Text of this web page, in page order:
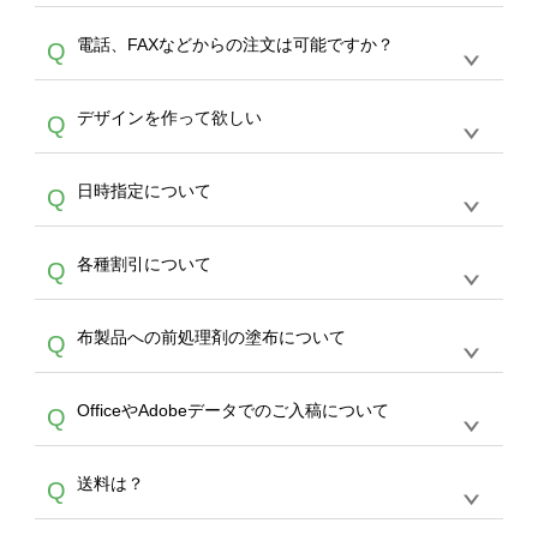
デザインの作成から決済まで完了できます。
30枚以上やシルク印刷など、大口注文の場合
は、サポートが担当するエコバッグコンシェル
やタンブラーコンシェルをご利用ください。製
作する数量が多ければ多いほど、オンデマンド
サービスよりも低価格で製作することが可能で
す。
A
ドできるデータ形式は、JPG / PNG / AI / PSD /
PDF 形式になります。データの最大サイズ
写真などもアップロード可能です。使用できな
い画像はエラーになります。（※ Illustratorか
らの直接入稿には対応していません。AIで保存
し、デザインツールからアップロードして下さ
い）
Q 電話、FAXなどからの注文は可能ですか？
A
文のみ受け付けております。30個以上のご製
作をお考えの方は、サポートが担当するエコバ
スをご利用頂ければ、電話やFAX、メールなど
でご注文が可能です。
Q デザインを作って欲しい
A
を作って欲しい。などの場合は、製作数量が
30個以上であれば、サポート担当が、デザイ
バッグコンシェル
サー
ビスをご利用ください。(※ 30個以下の場合
は、デザインツールをご利用ください)
Q 日時指定について
A
ん。発送後18時以降に配送業者・伝票番号を
メールでお知らせいたしますので、直接配送業
者にご連絡いただき調整をお願い致します。
Q 各種割引について
A
カート内で自動的に割引(最大50%)が適用され
ます。 【付与ポイント】購入金額の1％が1ポ
イントとして付与され、次回ご注文時に1ポイ
ント＝1円としてお使いいただけます。ポイン
トは発送完了の翌日に付与され、次回ご注文時
からご利用頂けます。ポイントの有効期限は一
年間です。【会員ランク】過去10カ月のご注
文回数により会員ランク割引(最大5%)が適用
Q 布製品への前処理剤の塗布について
A
意点（前処理剤）】カラー生地（Tシャツのホ
ワイト、トートバッグのナチュラル、ホワイト
といって、プリントを定着させるための処理剤
を塗布しており、短納期・低価格で商品をお届
Q OfficeやAdobeデータでのご入稿について
A
ません。いずれのデータも該当デザインのみ画
像(JPEG,PNG,GIF,PDF)に変換、またはAdobe
Q 送料は？